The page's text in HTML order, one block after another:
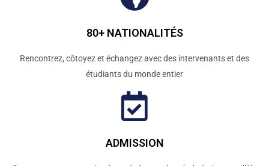
80+ NATIONALITÉS
Rencontrez, côtoyez et échangez avec des intervenants et des
étudiants du monde entier
ADMISSION